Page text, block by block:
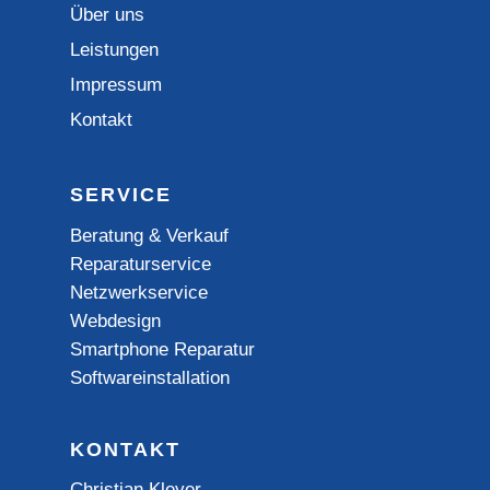
Über uns
Leistungen
Impressum
Kontakt
SERVICE
Beratung & Verkauf
Reparaturservice
Netzwerkservice
Webdesign
Smartphone Reparatur
Softwareinstallation
KONTAKT